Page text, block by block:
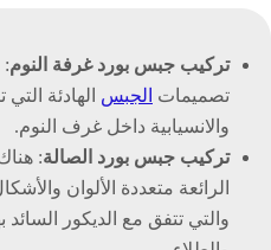
تركيب جبس بورد غرفة النوم:
تصميمات الجبس الهادئة
والانسيابية داخل غرف النوم.
تركيب جبس بورد الصالة:
الرائعة متعددة الألوان
والتي تتفق مع الديكور